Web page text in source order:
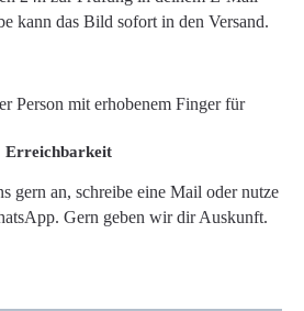
kann das Bild sofort in den Versand.
Erreichbarkeit
gern an, schreibe eine Mail oder nutze
Gern geben wir dir Auskunft.